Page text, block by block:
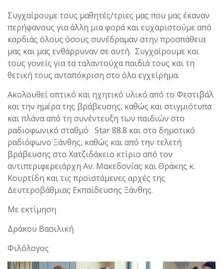
Συγχαίρουμε τους μαθητές/τριες μας που μας έκαναν
περήφανους για άλλη μια φορά και ευχαριστούμε από
καρδιάς όλους όσους συνέδραμαν στην προσπάθεια
μας και μας ενθάρρυναν σε αυτή. Συγχαίρουμε και
τους γονείς για τα ταλαντούχα παιδιά τους και τη
θετική τους ανταπόκριση στο όλο εγχείρημα.
Ακολουθεί οπτικό και ηχητικό υλικό από το Φεστιβάλ
και την ημέρα της βράβευσης, καθώς και στιγμιότυπα
και πλάνα από τη συνέντευξη των παιδιών στο
ραδιοφωνικό σταθμό Star 88.8 και στο δημοτικό
ραδιόφωνο Ξάνθης, καθώς και από την τελετή
βράβευσης στο Χατζιδάκειο κτίριο από τον
αντιπεριφερειάρχη Αν. Μακεδονίας και Θράκης κ.
Κουρτίδη και τις προϊστάμενες αρχές της
Δευτεροβάθμιας Εκπαίδευσης Ξάνθης.
Με εκτίμηση
Δράκου Βασιλική
Φιλόλογος